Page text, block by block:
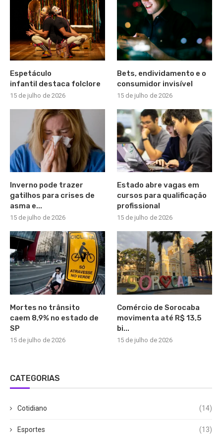
Espetáculo
infantil destaca folclore
15 de julho de 2026
Bets, endividamento e o
consumidor invisível
15 de julho de 2026
Inverno pode trazer
gatilhos para crises de
asma e...
15 de julho de 2026
Estado abre vagas em
cursos para qualificação
profissional
15 de julho de 2026
Mortes no trânsito
caem 8,9% no estado de
SP
15 de julho de 2026
Comércio de Sorocaba
movimenta até R$ 13,5
bi...
15 de julho de 2026
CATEGORIAS
Cotidiano (14)
Esportes (13)